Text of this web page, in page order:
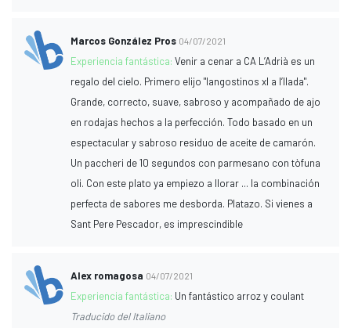
Marcos González Pros 04/07/2021
Experiencia fantástica:Venir a cenar a CA L’Adrià es un
regalo del cielo. Primero elijo "langostinos xl a l’llada".
Grande, correcto, suave, sabroso y acompañado de ajo
en rodajas hechos a la perfección. Todo basado en un
espectacular y sabroso residuo de aceite de camarón.
Un paccheri de 10 segundos con parmesano con tòfuna
oli. Con este plato ya empiezo a llorar ... la combinación
perfecta de sabores me desborda. Platazo. Si vienes a
Sant Pere Pescador, es imprescindible
Alex romagosa 04/07/2021
Experiencia fantástica: Un fantástico arroz y coulant
Traducido del Italiano